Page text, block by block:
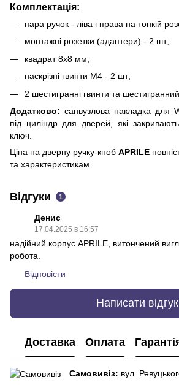
Комплектація:
пара ручок - ліва і права на тонкій
монтажні розетки (адаптери) - 2 шт;
квадрат 8х8 мм;
наскрізні гвинти М4 - 2 шт;
2 шестигранні гвинти та
Додатково: санвузлова накладка для
під циліндр для дверей, які
ключ.
Ціна на дверну ручку-кноб APRILE
та характеристикам.
Відгуки 1
Денис
17.04.2025 в 16:57
надійний корпус APRILE, витончений
робота.
Відповісти
Написати відгук
Доставка Оплата
Самовивіз: вул.